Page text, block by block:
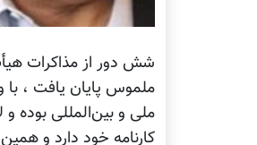
شش دور از مذاکرات
ملموس پایان یافت ،
ملی و بین‌المللی بوده
کارنامه خود دارد و